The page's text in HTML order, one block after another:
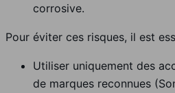
corrosive.
Pour éviter ces risques, il est
Utiliser uniquement des
de marques reconnues